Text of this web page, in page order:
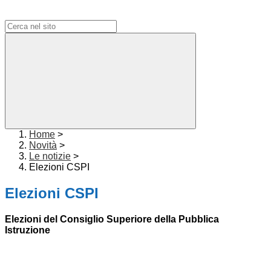
Home >
Novità >
Le notizie >
Elezioni CSPI
Elezioni CSPI
Elezioni del Consiglio Superiore della Pubblica
Istruzione